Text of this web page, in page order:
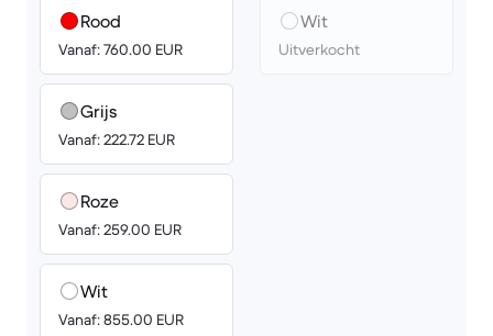
Rood
Vanaf: 760.00 EUR
Grijs
Vanaf: 222.72 EUR
Roze
Vanaf: 259.00 EUR
Wit
Vanaf: 855.00 EUR
Wit
Uitverkocht